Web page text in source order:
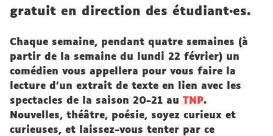
gratuit en direction des étudiant·es.
Chaque semaine, pendant quatre semaines (à
partir de la semaine du lundi 22 février) un
comédien vous appellera pour vous faire la
lecture d'un extrait de texte en lien avec les
spectacles de la saison 20-21 au TNP.
Nouvelles, théâtre, poésie, soyez curieux et
curieuses, et laissez-vous tenter par ce